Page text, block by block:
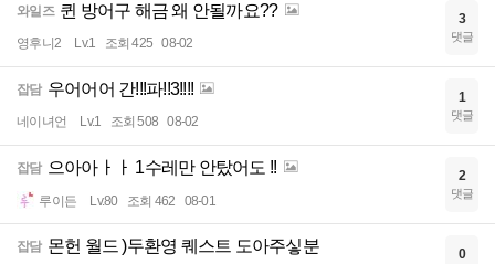
와일즈 퀸 방어구 해금 왜 안될까요??
영후니2 Lv.1 조회 425 08-02
3
댓글
잡담 우어어어 간!!!파!!3!!!!
네이녀언 Lv.1 조회 508 08-02
1
댓글
잡담 으아아ㅏㅏ 1수레만 안탔어도 !!
루이든 Lv.80 조회 462 08-01
2
댓글
잡담 몬헌 월드 )두환영 퀘스트 도아주싷분 0